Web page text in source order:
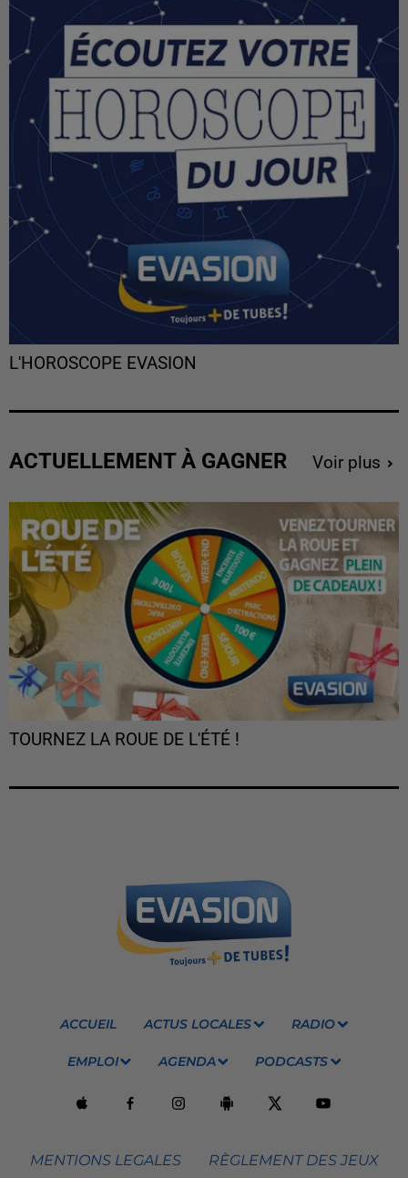
L'HOROSCOPE EVASION
ACTUELLEMENT À GAGNER Voir plus
TOURNEZ LA ROUE DE L'ÉTÉ !
ACCUEIL ACTUS LOCALES RADIO
EMPLOI AGENDA PODCASTS
MENTIONS LEGALES RÈGLEMENT DES JEUX